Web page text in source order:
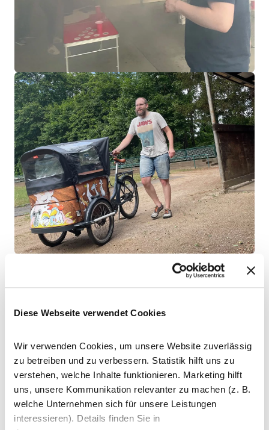
Diese Webseite verwendet Cookies
Wir verwenden Cookies, um unsere Website zuverlässig
zu betreiben und zu verbessern. Statistik hilft uns zu
verstehen, welche Inhalte funktionieren. Marketing hilft
uns, unsere Kommunikation relevanter zu machen (z. B.
welche Unternehmen sich für unsere Leistungen
interessieren). Details finden Sie in